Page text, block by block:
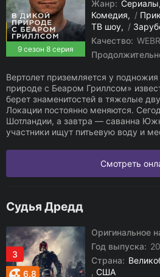
9 сезон 8 серия
Жанр: Сериалы
Комедия
/
ТВ шоу
/
Качество:
Вертолет приземляется у
природе с Беаром Гриллсом»
берет знаменитостей в тяжелые
Локации постоянно меняются.
Шотландии, а завтра — саванна
участники ищут питьевую воду и
Смотреть
Судья Дредд
3
6.8
Оригинальное
Год выпуска:
Страна:
, США